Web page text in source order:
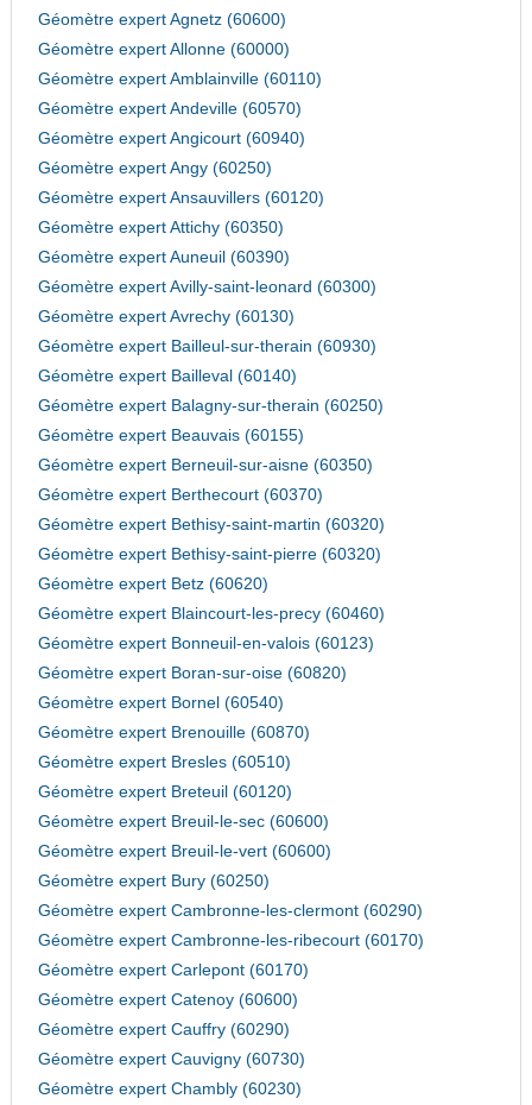
Géomètre expert Agnetz (60600)
Géomètre expert Allonne (60000)
Géomètre expert Amblainville (60110)
Géomètre expert Andeville (60570)
Géomètre expert Angicourt (60940)
Géomètre expert Angy (60250)
Géomètre expert Ansauvillers (60120)
Géomètre expert Attichy (60350)
Géomètre expert Auneuil (60390)
Géomètre expert Avilly-saint-leonard (60300)
Géomètre expert Avrechy (60130)
Géomètre expert Bailleul-sur-therain (60930)
Géomètre expert Bailleval (60140)
Géomètre expert Balagny-sur-therain (60250)
Géomètre expert Beauvais (60155)
Géomètre expert Berneuil-sur-aisne (60350)
Géomètre expert Berthecourt (60370)
Géomètre expert Bethisy-saint-martin (60320)
Géomètre expert Bethisy-saint-pierre (60320)
Géomètre expert Betz (60620)
Géomètre expert Blaincourt-les-precy (60460)
Géomètre expert Bonneuil-en-valois (60123)
Géomètre expert Boran-sur-oise (60820)
Géomètre expert Bornel (60540)
Géomètre expert Brenouille (60870)
Géomètre expert Bresles (60510)
Géomètre expert Breteuil (60120)
Géomètre expert Breuil-le-sec (60600)
Géomètre expert Breuil-le-vert (60600)
Géomètre expert Bury (60250)
Géomètre expert Cambronne-les-clermont (60290)
Géomètre expert Cambronne-les-ribecourt (60170)
Géomètre expert Carlepont (60170)
Géomètre expert Catenoy (60600)
Géomètre expert Cauffry (60290)
Géomètre expert Cauvigny (60730)
Géomètre expert Chambly (60230)